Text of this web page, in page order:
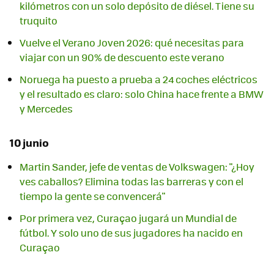
kilómetros con un solo depósito de diésel. Tiene su
truquito
Vuelve el Verano Joven 2026: qué necesitas para
viajar con un 90% de descuento este verano
Noruega ha puesto a prueba a 24 coches eléctricos
y el resultado es claro: solo China hace frente a BMW
y Mercedes
10 junio
Martin Sander, jefe de ventas de Volkswagen: "¿Hoy
ves caballos? Elimina todas las barreras y con el
tiempo la gente se convencerá"
Por primera vez, Curaçao jugará un Mundial de
fútbol. Y solo uno de sus jugadores ha nacido en
Curaçao